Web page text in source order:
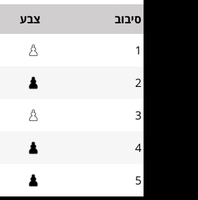
סיבוב צבע
1
2
3
4
5